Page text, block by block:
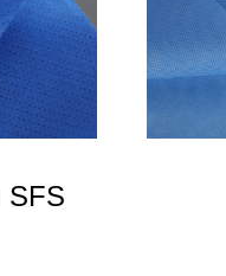
SFS